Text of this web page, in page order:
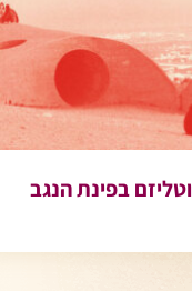
בפינת הנגב
רכוב/”מרכב הנגב”/אוכל
משובח
מידע נוסף